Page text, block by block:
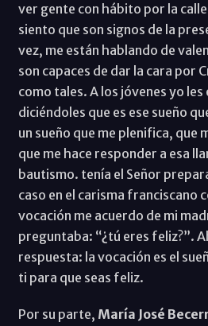
ver gente con hábito por la
siento que son signos de la
vez, me están hablando de
son capaces de dar la cara por
como tales. A los jóvenes yo
diciéndoles que es ese sueño
un sueño que me plenifica, que
que me hace responder a esa
bautismo. tenía el Señor
caso en el carisma franciscano
vocación me acuerdo de mi
preguntaba: “¿tú eres feliz?”.
respuesta: la vocación es el
ti para que seas feliz.
Por su parte, María José